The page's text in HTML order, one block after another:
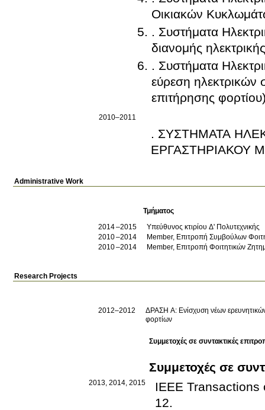
Οικιακών
. Συστήματα
διανομής
. Συστήματα
εύρεση ηλεκτρικών
επιτήρησης
2010–2011
. ΣΥΣΤΗΜΑΤΑ
ΕΡΓΑΣΤΗΡΙΑΚΟΥ
Administrative Work
Τμήματος
2014
2015
Υπεύθυνος κτιρίου Δ' Πολυτεχνικής
2010
2014
Member, Επιτροπή Συμβούλων
2010
2014 Member, Επιτροπή Φοιτητικών
Research Projects
2012–2012
ΔΡΑΣΗ Α: Ενίσχυση νέων
φορτίων
Συμμετοχές σε συντακτικές
Συμμετοχές σε
2013, 2014, 2015
IEEE
12.